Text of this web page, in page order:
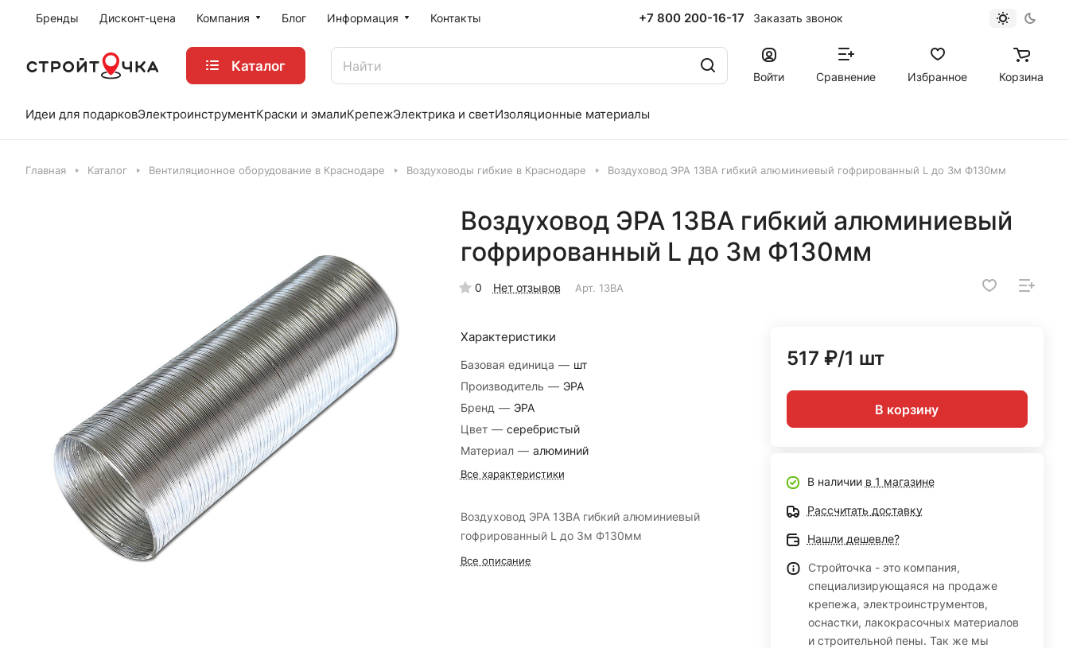
Бренды Дисконт-цена Компания Блог Информация Контакты +7 800 200-16-17 Заказать звонок
Каталог
Войти Сравнение Избранное Корзина
Идеи для подарковЭлектроинструментКраски и эмалиКрепежЭлектрика и светИзоляционные материалы
Главная Каталог Вентиляционное оборудование в Краснодаре Воздуховоды гибкие в Краснодаре Воздуховод ЭРА 13ВА гибкий алюминиевый гофрированный L до 3м Ф130мм
Воздуховод ЭРА 13ВА гибкий алюминиевый
гофрированный L до 3м Ф130мм
0 Нет отзывов Арт. 13ВА
Характеристики
Базовая единица — шт
Производитель — ЭРА
Бренд — ЭРА
Цвет — серебристый
Материал — алюминий
Все характеристики
Воздуховод ЭРА 13ВА гибкий алюминиевый
гофрированный L до 3м Ф130мм
Все описание
517 ₽/1 шт
В корзину
В наличии в 1 магазине
Рассчитать доставку
Нашли дешевле?
Стройточка - это компания,
специализирующаяся на продаже
крепежа, электроинструментов,
оснастки, лакокрасочных материалов
и строительной пены. Так же мы